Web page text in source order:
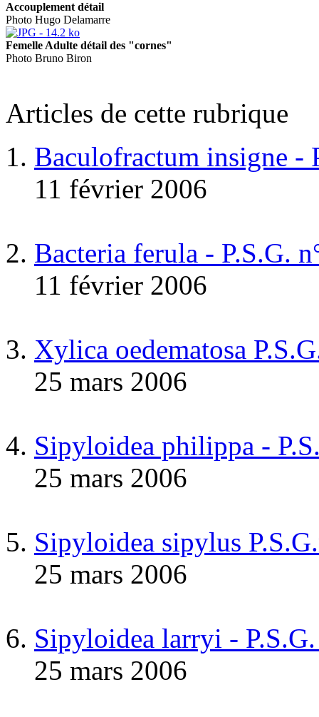
Accouplement détail
Photo Hugo Delamarre
Femelle Adulte détail des "cornes"
Photo Bruno Biron
Articles de cette rubrique
Baculofractum insigne -
11 février 2006
Bacteria ferula - P.S.G.
11 février 2006
Xylica oedematosa
25 mars 2006
Sipyloidea philippa -
25 mars 2006
Sipyloidea sipylus
25 mars 2006
Sipyloidea larryi -
25 mars 2006